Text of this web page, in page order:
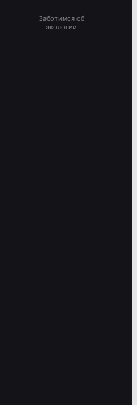
Заботимся об
экологии